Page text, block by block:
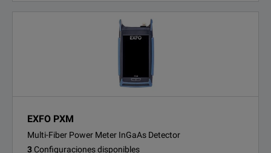
EXFO PXM
Multi-Fiber Power Meter InGaAs Detector
3 Configuraciones disponibles